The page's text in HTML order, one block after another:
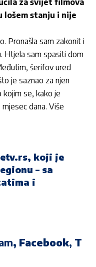
lošem stanju i nije
Pronašla sam zakonit i
Htjela sam spasiti dom
šerifov ured
je saznao za njen
kojim se, kako je
dana. Više
, koji je
– sa
i
, Facebook, T